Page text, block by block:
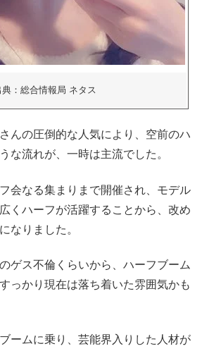
典：総合情報局 ネタス
んの圧倒的な人気により、空前のハ
な流れが、一時は主流でした。
会なる集まりまで開催され、モデル
くハーフが活躍することから、改め
なりました。
ゲス不倫くらいから、ハーフブーム
っかり現在は落ち着いた雰囲気かも
ームに乗り、芸能界入りした人材が